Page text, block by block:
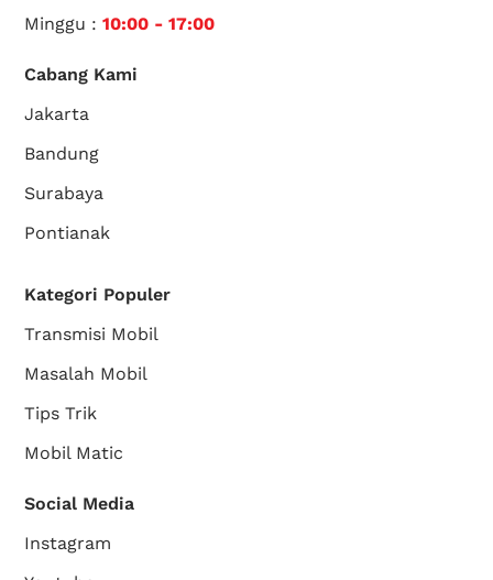
Minggu :10:00 - 17:00
Cabang Kami
Jakarta
Bandung
Surabaya
Pontianak
Kategori Populer
Transmisi Mobil
Masalah Mobil
Tips Trik
Mobil Matic
Social Media
Instagram